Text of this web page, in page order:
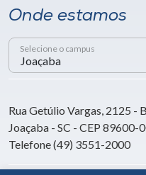
Onde estamos
Selecione o campus
Rua Getúlio Vargas, 2125 -
Joaçaba - SC - CEP 89600-
Telefone (49) 3551-2000